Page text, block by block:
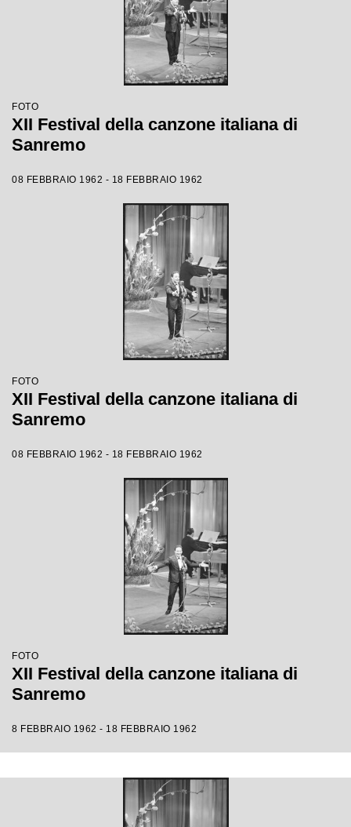
FOTO
XII Festival della canzone italiana di
Sanremo
08 FEBBRAIO 1962 - 18 FEBBRAIO 1962
FOTO
XII Festival della canzone italiana di
Sanremo
08 FEBBRAIO 1962 - 18 FEBBRAIO 1962
FOTO
XII Festival della canzone italiana di
Sanremo
8 FEBBRAIO 1962 - 18 FEBBRAIO 1962